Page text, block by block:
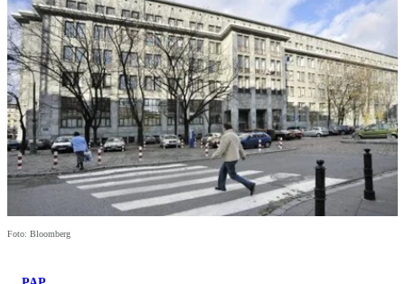
Foto: Bloomberg